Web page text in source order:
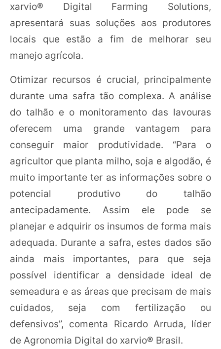
xarvio® Digital Farming Solutions,
apresentará suas soluções aos produtores
locais que estão a fim de melhorar seu
manejo agrícola.
Otimizar recursos é crucial, principalmente
durante uma safra tão complexa. A análise
do talhão e o monitoramento das lavouras
oferecem uma grande vantagem para
conseguir maior produtividade. “Para o
agricultor que planta milho, soja e algodão, é
muito importante ter as informações sobre o
potencial produtivo do talhão
antecipadamente. Assim ele pode se
planejar e adquirir os insumos de forma mais
adequada. Durante a safra, estes dados são
ainda mais importantes, para que seja
possível identificar a densidade ideal de
semeadura e as áreas que precisam de mais
cuidados, seja com fertilização ou
defensivos”, comenta Ricardo Arruda, líder
de Agronomia Digital do xarvio® Brasil.